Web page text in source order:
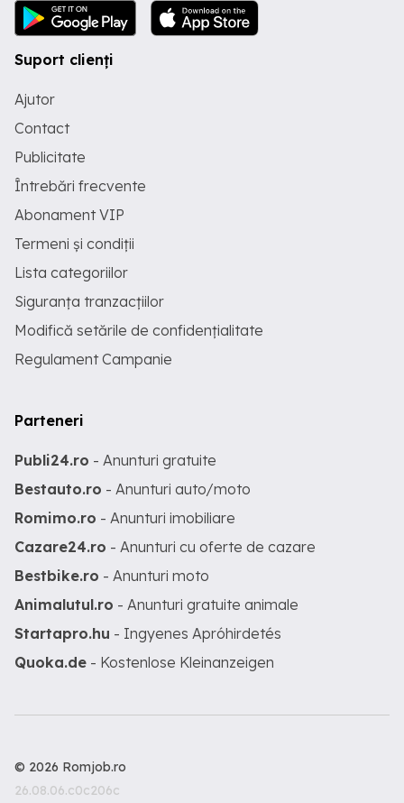
Suport clienți
Ajutor
Contact
Publicitate
Întrebări frecvente
Abonament VIP
Termeni și condiții
Lista categoriilor
Siguranța tranzacțiilor
Modifică setările de confidențialitate
Regulament Campanie
Parteneri
Publi24.ro - Anunturi gratuite
Bestauto.ro - Anunturi auto/moto
Romimo.ro - Anunturi imobiliare
Cazare24.ro - Anunturi cu oferte de cazare
Bestbike.ro - Anunturi moto
Animalutul.ro - Anunturi gratuite animale
Startapro.hu - Ingyenes Apróhirdetés
Quoka.de - Kostenlose Kleinanzeigen
© 2026 Romjob.ro
26.08.06.c0c206c